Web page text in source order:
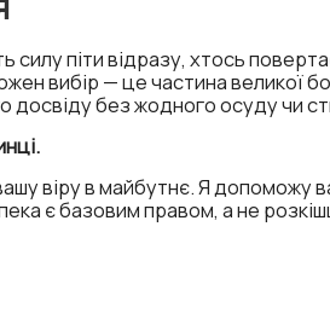
піти відразу, хтось
вибір — це частина великої
досвіду без жодного осуду чи
віру в майбутнє. Я допоможу
є базовим правом, а не